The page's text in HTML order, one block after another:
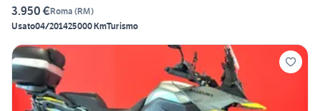
3.950 €Roma (RM)
Usato04/201425000 KmTurismo